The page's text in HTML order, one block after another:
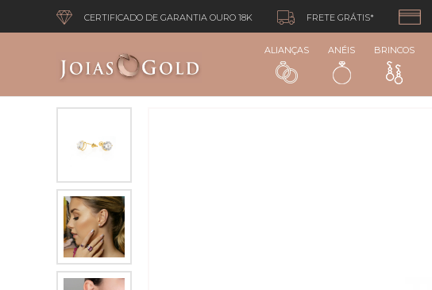
CERTIFICADO DE GARANTIA OURO 18K FRETE GRÁTIS*
ALIANÇAS ANÉIS BRINCOS